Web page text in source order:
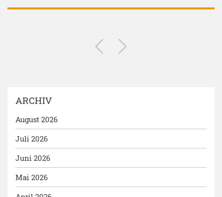
ARCHIV
August 2026
Juli 2026
Juni 2026
Mai 2026